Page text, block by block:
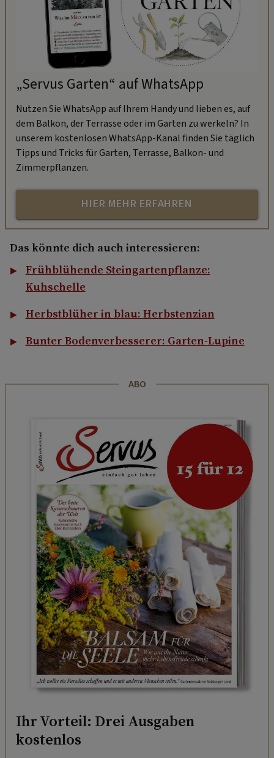
„Servus Garten“ auf WhatsApp
Nutzen Sie WhatsApp auf Ihrem Handy und lieben es, auf
dem Balkon, der Terrasse oder im Garten zu werkeln? In
unserem kostenlosen WhatsApp-Kanal finden Sie täglich
Tipps und Tricks für Garten, Terrasse, Balkon- und
Zimmerpflanzen.
HIER MEHR ERFAHREN
Das könnte dich auch interessieren:
Frühblühende Steingartenpflanze:
Kuhschelle
Herbstblüher in blau: Herbstenzian
Bunter Bodenverbesserer: Garten-Lupine
ABO
Ihr Vorteil: Drei Ausgaben
kostenlos